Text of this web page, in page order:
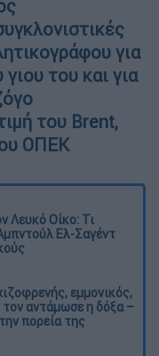
για
του και για
του Brent,
ΟΠΕΚ
Λευκό Οίκο: Τι
Ελ-Σαγέντ
εμμονικός,
αντάμωσε η δόξα –
πορεία της